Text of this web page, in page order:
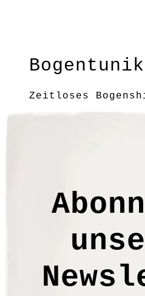
Zeitloses
aufkrempelbaren
HW1656
€29,90